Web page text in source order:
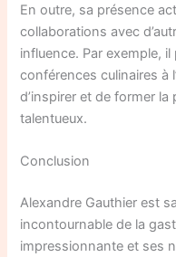
En outre, sa présence
collaborations avec
influence. Par exemple,
conférences culinaires à
d’inspirer et de former
talentueux.
Conclusion
Alexandre Gauthier est
incontournable de la
impressionnante et ses